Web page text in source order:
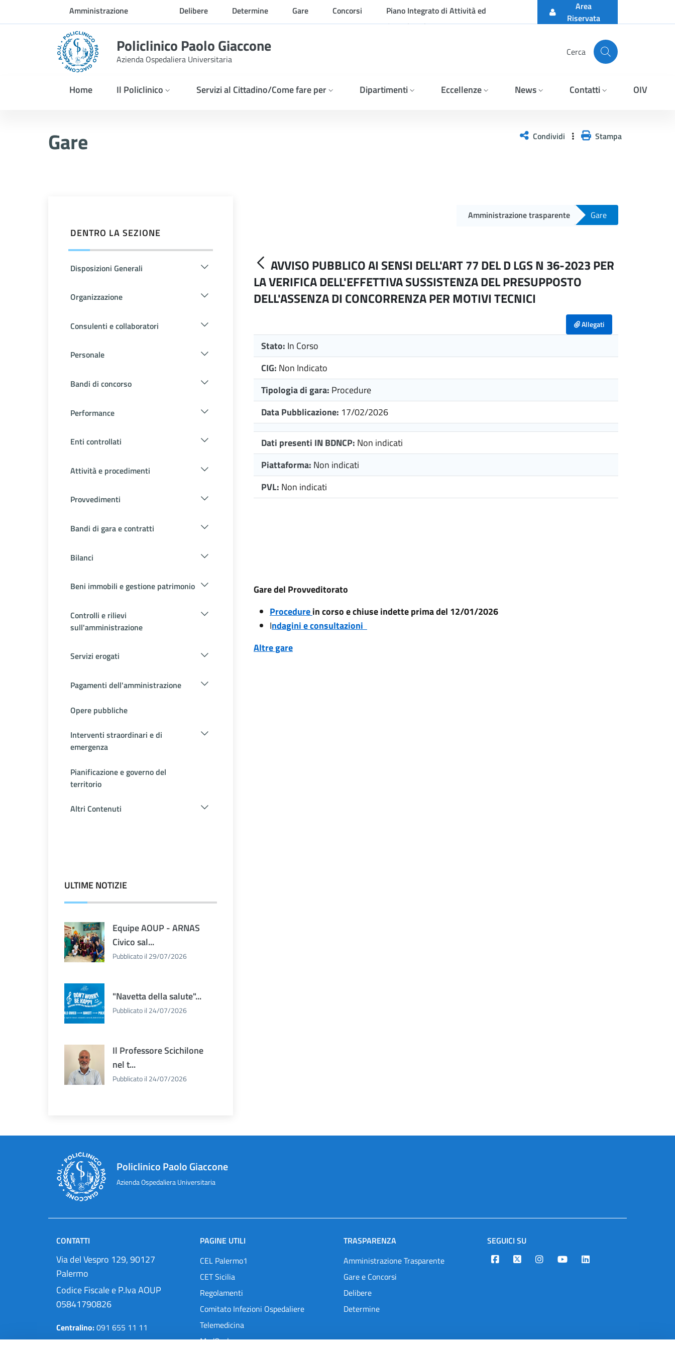
Skip to Main ContentAmministrazione
trasparente
Delibere Determine Gare Concorsi
Piano Integrato di Attività ed
Organizzazione
Area
Riservata
Policlinico Paolo Giaccone
Azienda Ospedaliera Universitaria
Cerca
Home Il Policlinico Servizi al Cittadino/Come fare per Dipartimenti Eccellenze News Contatti OIV
Gare Condividi Stampa
DENTRO LA SEZIONE
Disposizioni Generali
Organizzazione
Consulenti e collaboratori
Personale
Bandi di concorso
Performance
Enti controllati
Attività e procedimenti
Provvedimenti
Bandi di gara e contratti
Bilanci
Beni immobili e gestione patrimonio
Controlli e rilievi
sull'amministrazione
Servizi erogati
Pagamenti dell'amministrazione
Opere pubbliche
Interventi straordinari e di
emergenza
Pianificazione e governo del
territorio
Altri Contenuti
ULTIME NOTIZIE
Equipe AOUP - ARNAS
Civico sal...
Pubblicato il 29/07/2026
"Navetta della salute"...
Pubblicato il 24/07/2026
Il Professore Scichilone
nel t...
Pubblicato il 24/07/2026
Amministrazione trasparente Gare
AVVISO PUBBLICO AI SENSI DELL'ART 77 DEL D LGS N 36-2023 PER
LA VERIFICA DELL'EFFETTIVA SUSSISTENZA DEL PRESUPPOSTO
DELL'ASSENZA DI CONCORRENZA PER MOTIVI TECNICI
Allegati
Stato: In Corso
CIG: Non Indicato
Tipologia di gara: Procedure
Data Pubblicazione: 17/02/2026
Dati presenti IN BDNCP: Non indicati
Piattaforma: Non indicati
PVL: Non indicati
Gare del Provveditorato
Procedurein corso e chiuse indette prima del 12/01/2026
Indagini e consultazioni
Altre gare
Policlinico Paolo Giaccone
Azienda Ospedaliera Universitaria
CONTATTI
Via del Vespro 129, 90127
Palermo
Codice Fiscale e P.Iva AOUP
05841790826
Centralino:091 655 11 11
Pec:protocollo@cert.policlinico.pa.it
PAGINE UTILI
CEL Palermo1
CET Sicilia
Regolamenti
Comitato Infezioni Ospedaliere
Telemedicina
MedOral
TRASPARENZA
Amministrazione Trasparente
Gare e Concorsi
Delibere
Determine
SEGUICI SU
Designers Italia
TwitterInstagramYoutubeLinkedin